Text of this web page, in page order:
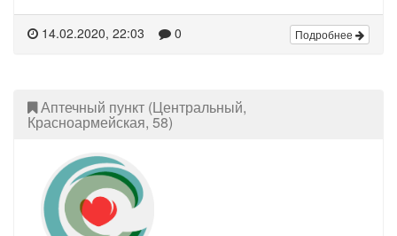
14.02.2020, 22:03 0 Подробнее
Аптечный пункт (Центральный,
Красноармейская, 58)